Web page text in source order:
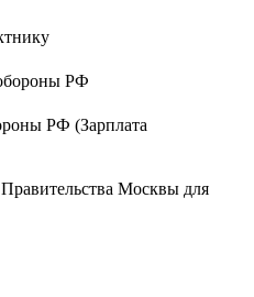
РФ
РФ (Зарплата
Москвы для